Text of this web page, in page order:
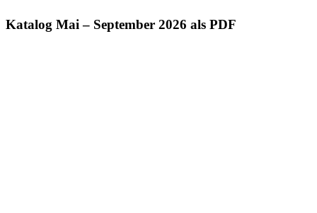
Katalog Mai – September 2026 als PDF